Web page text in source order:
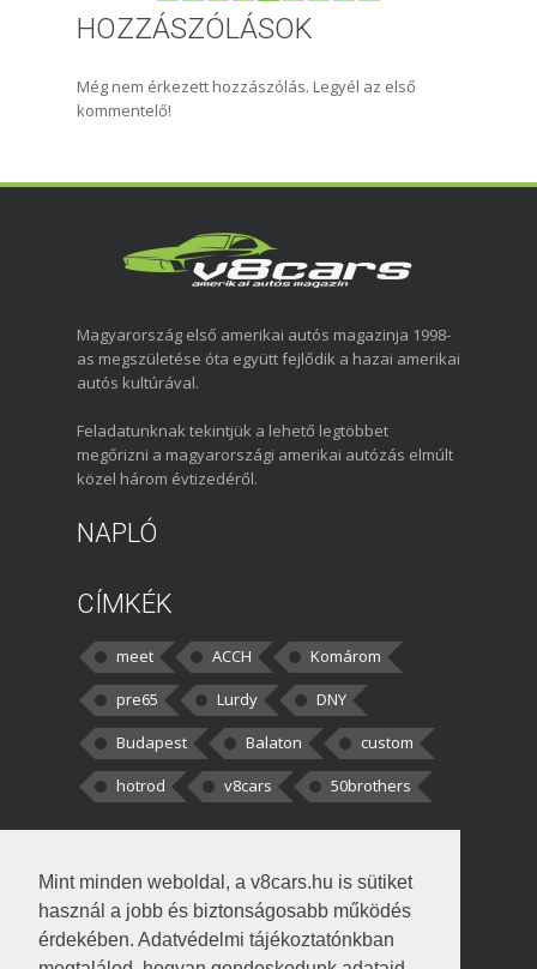
Mint minden weboldal, a v8cars.hu is sütiket
használ a jobb és biztonságosabb működés
érdekében. Adatvédelmi tájékoztatónkban
HOZZÁSZÓLÁSOK
Még nem érkezett hozzászólás. Legyél az első
kommentelő!
Magyarország első amerikai autós magazinja 1998-
as megszületése óta együtt fejlődik a hazai amerikai
autós kultúrával.
Feladatunknak tekintjük a lehető legtöbbet
megőrizni a magyarországi amerikai autózás elmúlt
közel három évtizedéről.
NAPLÓ
CÍMKÉK
meet ACCH
Komárom
pre65
Lurdy
DNY
Budapest
Balaton
custom
hotrod
v8cars 50brothers
kortisz:Elszúrtam! Én csak két
darabbaal számoltam. Nem tudtam, hogy fél autót,